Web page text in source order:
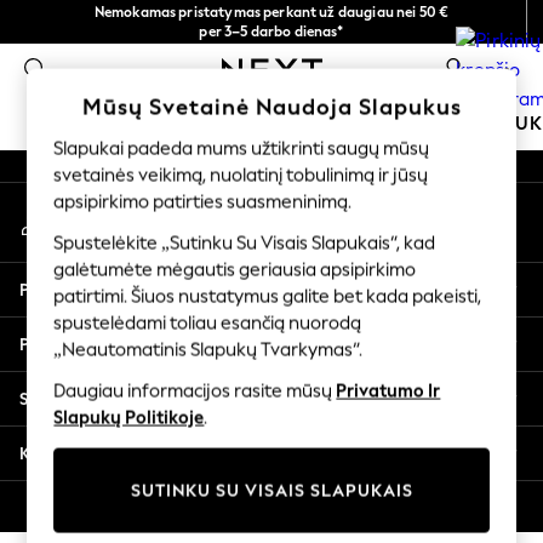
Nemokamas pristatymas perkant už daugiau nei 50 €
per 3–5 darbo dienas*
Dabar galite apsipirkti lietuvių kalba!
0
MOKYKLINĖ APRANGA MERGAITĖMS
SCHOOLWEAR
All Boys Schoolwear
Shoes
Trousers
Shorts
Shirts
Polo Shirts
Sweatshirts & Jumpers
Coats & Jackets
Underwear
Multipacks
All Boys Sport & Swimwear
An error occurred on client
Mūsų socialiniai tinklai
Mano paskyra
Prisijunkite prie savo paskyros
Pagalba
Privatumas ir teisinė informacija
Skyriai
Kitos paslaugos
Mūsų Svetainė Naudoja Slapukus
Slapukai padeda mums užtikrinti saugų mūsų
svetainės veikimą, nuolatinį tobulinimą ir jūsų
apsipirkimo patirties suasmeninimą.
Spustelėkite „Sutinku Su Visais Slapukais“, kad
galėtumėte mėgautis geriausia apsipirkimo
patirtimi. Šiuos nustatymus galite bet kada pakeisti,
spustelėdami toliau esančią nuorodą
„Neautomatinis Slapukų Tvarkymas“.
Daugiau informacijos rasite mūsų Privatumo Ir
Slapukų Politikoje.
SUTINKU SU VISAIS SLAPUKAIS